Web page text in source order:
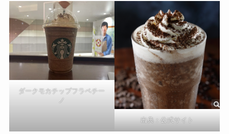
ダークモカチップフラペチー
ノ
出典：公式サイト